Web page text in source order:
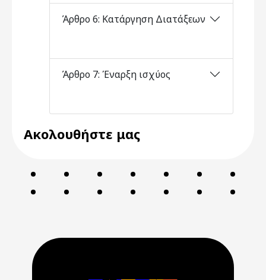
Άρθρο 6: Κατάργηση Διατάξεων
Άρθρο 7: Έναρξη ισχύος
Ακολουθήστε μας